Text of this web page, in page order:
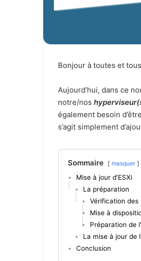
Bonjour à toutes et
Aujourd’hui, dans ce
notre/nos
également besoin
s’agit simplement
Sommaire masquer
Mise à jour d’ESXi
La préparation
Vérification des
Mise à
Préparation de
La mise à jour de
Conclusion